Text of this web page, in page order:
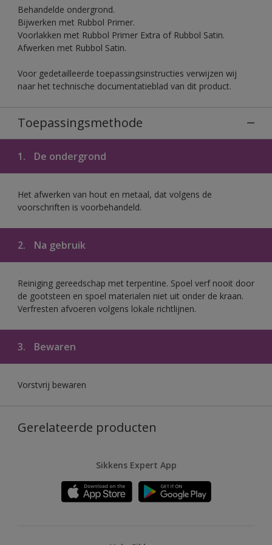
Behandelde ondergrond.
Bijwerken met Rubbol Primer.
Voorlakken met Rubbol Primer Extra of Rubbol Satin.
Afwerken met Rubbol Satin.
Voor gedetailleerde toepassingsinstructies verwijzen wij
naar het technische documentatieblad van dit product.
Toepassingsmethode
1. De ondergrond
Het afwerken van hout en metaal, dat volgens de
voorschriften is voorbehandeld.
2. Na gebruik
Reiniging gereedschap met terpentine. Spoel verf nooit door
de gootsteen en spoel materialen niet uit onder de kraan.
Verfresten afvoeren volgens lokale richtlijnen.
3. Bewaren
Vorstvrij bewaren
Gerelateerde producten
Sikkens Expert App